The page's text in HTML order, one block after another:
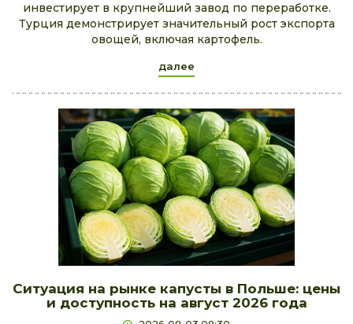
инвестирует в крупнейший завод по переработке.
Турция демонстрирует значительный рост экспорта
овощей, включая картофель.
далее
Ситуация на рынке капусты в Польше: цены
и доступность на август 2026 года